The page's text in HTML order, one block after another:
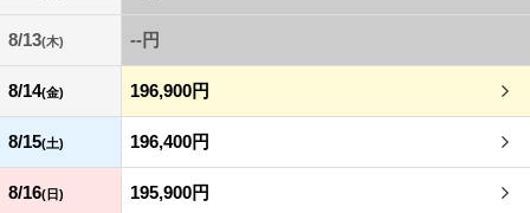
8/13(木) --円
8/14(金) 196,900円
8/15(土) 196,400円
8/16(日) 195,900円